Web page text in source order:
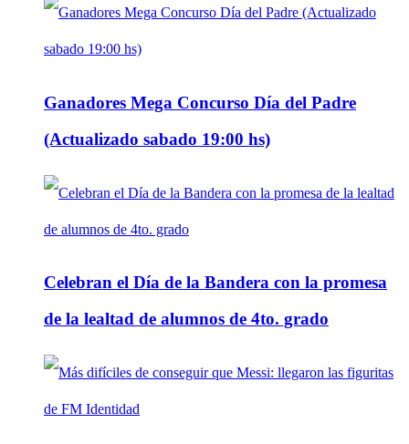
Ganadores Mega Concurso Día del Padre
(Actualizado sabado 19:00 hs)
Celebran el Día de la Bandera con la promesa
de la lealtad de alumnos de 4to. grado